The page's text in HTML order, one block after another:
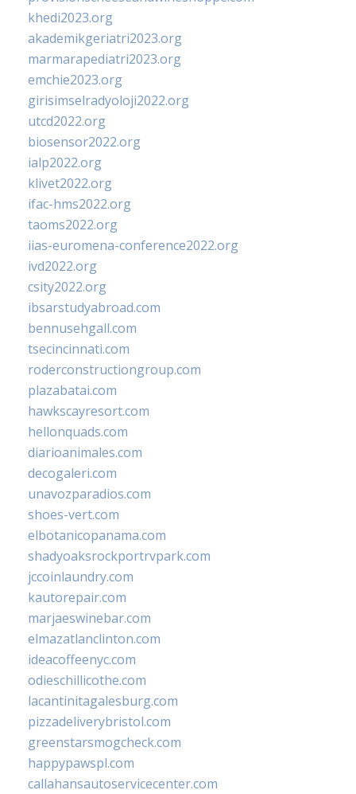
khedi2023.org
akademikgeriatri2023.org
marmarapediatri2023.org
emchie2023.org
girisimselradyoloji2022.org
utcd2022.org
biosensor2022.org
ialp2022.org
klivet2022.org
ifac-hms2022.org
taoms2022.org
iias-euromena-conference2022.org
ivd2022.org
csity2022.org
ibsarstudyabroad.com
bennusehgall.com
tsecincinnati.com
roderconstructiongroup.com
plazabatai.com
hawkscayresort.com
hellonquads.com
diarioanimales.com
decogaleri.com
unavozparadios.com
shoes-vert.com
elbotanicopanama.com
shadyoaksrockportrvpark.com
jccoinlaundry.com
kautorepair.com
marjaeswinebar.com
elmazatlanclinton.com
ideacoffeenyc.com
odieschillicothe.com
lacantinitagalesburg.com
pizzadeliverybristol.com
greenstarsmogcheck.com
happypawspl.com
callahansautoservicecenter.com